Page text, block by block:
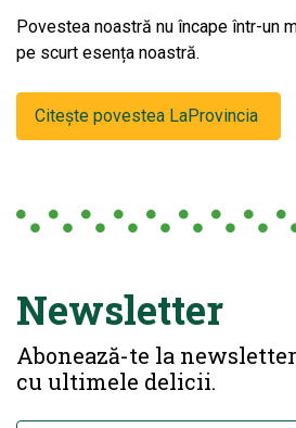
Povestea noastră nu încape într-un
pe scurt esența noastră.
Citește povestea LaProvincia
Newsletter
Abonează-te la
cu ultimele delicii.